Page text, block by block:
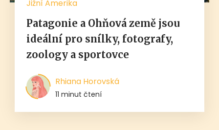
Jižní Amerika
Patagonie a Ohňová země jsou
ideální pro snílky, fotografy,
zoology a sportovce
Rhiana Horovská
11 minut čtení